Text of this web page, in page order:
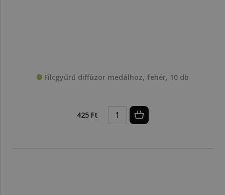
Filcgyűrű diffúzor medálhoz, fehér, 10 db
425 Ft